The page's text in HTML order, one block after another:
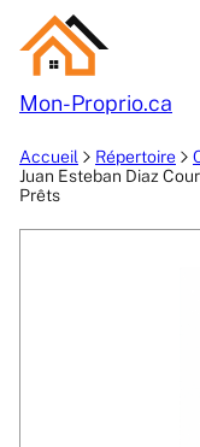
Mon-Proprio.ca
Accueil Répertoire
Juan Esteban Diaz
Prêts